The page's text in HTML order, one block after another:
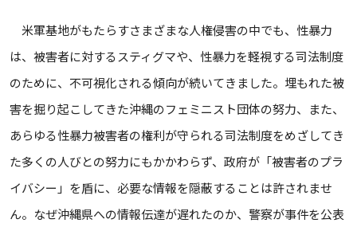
米軍基地がもたらすさまざまな人権侵害の中でも、性暴力
は、被害者に対するスティグマや、性暴力を軽視する司法制度
のために、不可視化される傾向が続いてきました。埋もれた被
害を掘り起こしてきた沖縄のフェミニスト団体の努力、また、
あらゆる性暴力被害者の権利が守られる司法制度をめざしてき
た多くの人びとの努力にもかかわらず、政府が「被害者のプラ
イバシー」を盾に、必要な情報を隠蔽することは許されませ
ん。なぜ沖縄県への情報伝達が遅れたのか、警察が事件を公表